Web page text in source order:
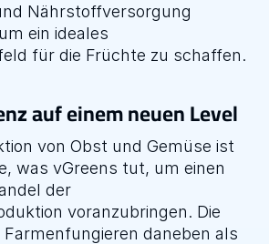
Nährstoffversorgung
ein ideales
für die Früchte zu schaffen.
auf einem neuen Level
von Obst und Gemüse ist
was vGreens tut, um einen
der
voranzubringen. Die
daneben als